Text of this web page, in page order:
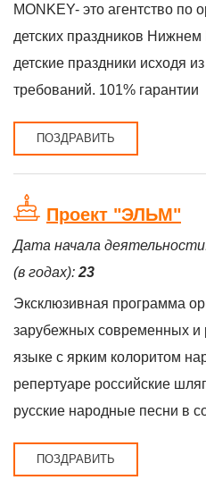
MONKEY- это агентство по
детских праздников
детские праздники исходя
требований. 101% гарантии
ПОЗДРАВИТЬ
Проект "ЭЛЬМ"
Дата начала
(в годах): 23
Эксклюзивная программа
зарубежных современных и
языке с ярким колоритом
репертуаре российские
русские народные песни в
ПОЗДРАВИТЬ